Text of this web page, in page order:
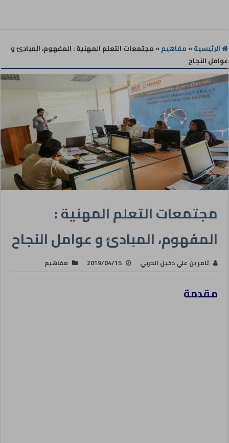
الرئيسية» مفاهيم» مجتمعات التعلم المهنية : المفهوم، المبادئ و
عوامل النجاح
مجتمعات التعلم المهنية :
المفهوم، المبادئ و عوامل النجاح
ثامر بن علي دخيل الحربي 2019/04/15 مفاهيم
مقدمة